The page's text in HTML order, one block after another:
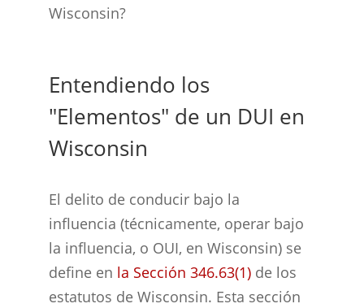
Wisconsin?
Entendiendo los
"Elementos" de un DUI en
Wisconsin
El delito de conducir bajo la
influencia (técnicamente, operar bajo
la influencia, o OUI, en Wisconsin) se
define en la Sección 346.63(1) de los
estatutos de Wisconsin. Esta sección